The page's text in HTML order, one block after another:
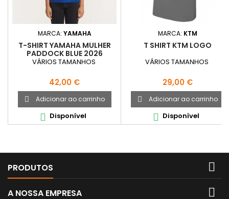
MARCA: YAMAHA
T-SHIRT YAMAHA MULHER
PADDOCK BLUE 2026
VÁRIOS TAMANHOS
Preço
42,00 €
 Adicionar ao carrinho
 Disponível
MARCA: KTM
T SHIRT KTM LOGO
VÁRIOS TAMANHOS
Preço
29,00 €
 Adicionar ao carrinho
 Disponível
PRODUTOS 
A NOSSA EMPRESA 